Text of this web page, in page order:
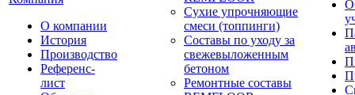
О компании
История
Производство
Референс-
лист
Сухие упрочняющие
смеси (топпинги)
Составы по уходу за
свежевыложенным
бетоном
Ремонтные составы